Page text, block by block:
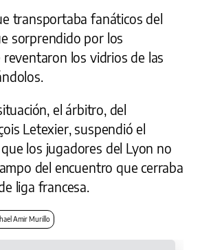
transportaba fanáticos del
sorprendido por los
reventaron los vidrios de las
el árbitro, del
Letexier, suspendió el
los jugadores del Lyon no
del encuentro que cerraba
liga francesa.
Amir Murillo